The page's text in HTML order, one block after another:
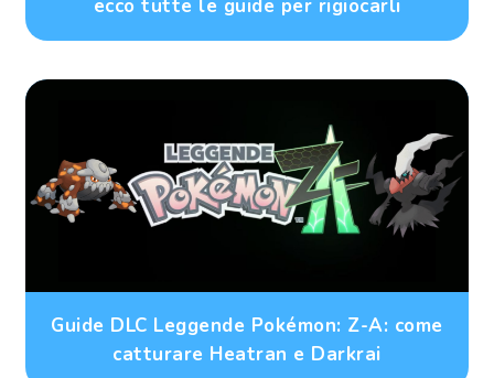
ecco tutte le guide per rigiocarli
Guide DLC Leggende Pokémon: Z-A: come
catturare Heatran e Darkrai